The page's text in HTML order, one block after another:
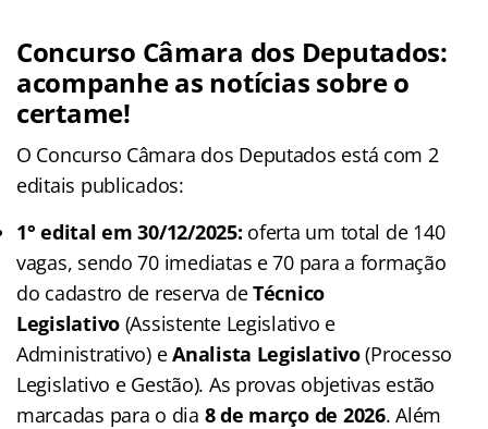
Concurso Câmara dos Deputados:
acompanhe as notícias sobre o
certame!
O Concurso Câmara dos Deputados está com 2
editais publicados:
1° edital em 30/12/2025: oferta um total de 140
vagas, sendo 70 imediatas e 70 para a formação
do cadastro de reserva deTécnico
Legislativo (Assistente Legislativo e
Administrativo) eAnalista Legislativo(Processo
Legislativo e Gestão). As provas objetivas estão
marcadas para o dia 8 de março de 2026. Além